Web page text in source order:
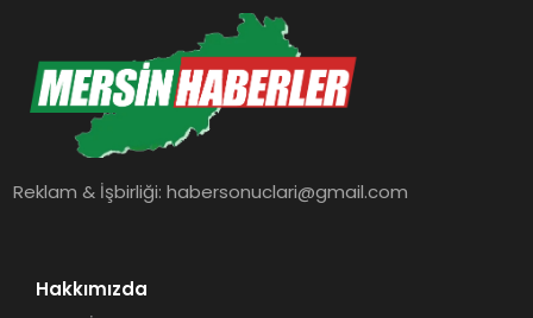
Reklam & İşbirliği:habersonuclari@gmail.com
Hakkımızda